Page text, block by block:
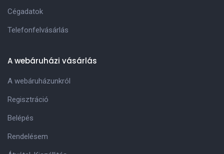
Cégadatok
Telefonfelvásárlás
A webáruházi vásárlás
A webáruházunkról
Regisztráció
Belépés
Rendelésem